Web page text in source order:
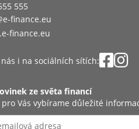
555
finance.eu
finance.eu
i na sociálních sítích:
ze světa financí
Vás vybírame důležité